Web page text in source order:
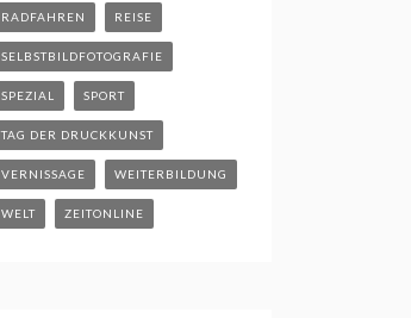
RADFAHREN REISE
SELBSTBILDFOTOGRAFIE
SPEZIAL SPORT
TAG DER DRUCKKUNST
VERNISSAGE WEITERBILDUNG
WELT ZEITONLINE